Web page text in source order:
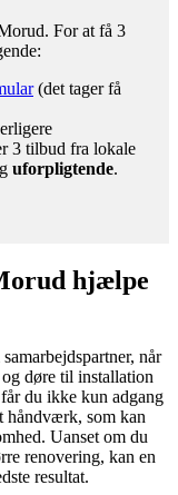
For at få 3
(det tager få
3 tilbud fra lokale
uforpligtende.
hjælpe
når
døre til installation
du ikke kun adgang
håndværk, som kan
Uanset om du
renovering, kan en
resultat.